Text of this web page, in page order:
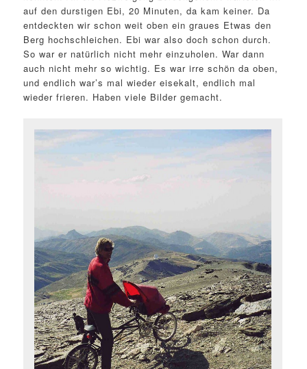
auf den durstigen Ebi, 20 Minuten, da kam keiner. Da
entdeckten wir schon weit oben ein graues Etwas den
Berg hochschleichen. Ebi war also doch schon durch.
So war er natürlich nicht mehr einzuholen. War dann
auch nicht mehr so wichtig. Es war irre schön da oben,
und endlich war’s mal wieder eisekalt, endlich mal
wieder frieren. Haben viele Bilder gemacht.